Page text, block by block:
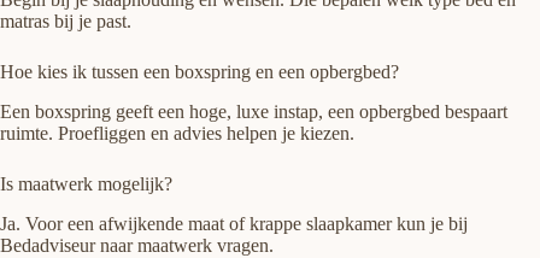
matras bij je past.
Hoe kies ik tussen een boxspring en een opbergbed?
Een boxspring geeft een hoge, luxe instap, een opbergbed bespaart
ruimte. Proefliggen en advies helpen je kiezen.
Is maatwerk mogelijk?
Ja. Voor een afwijkende maat of krappe slaapkamer kun je bij
Bedadviseur naar maatwerk vragen.